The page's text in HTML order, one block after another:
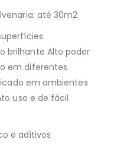
até 30m2
brilhante Alto poder
em diferentes
em ambientes
uso e de fácil
e aditivos